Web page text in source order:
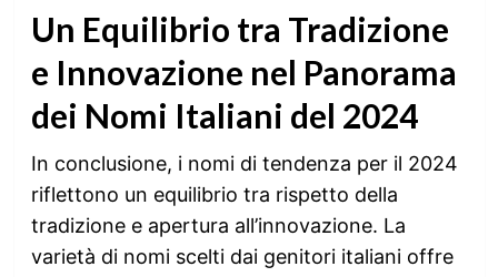
Un Equilibrio tra Tradizione
e Innovazione nel Panorama
dei Nomi Italiani del 2024
In conclusione, i nomi di tendenza per il 2024
riflettono un equilibrio tra rispetto della
tradizione e apertura all’innovazione. La
varietà di nomi scelti dai genitori italiani offre